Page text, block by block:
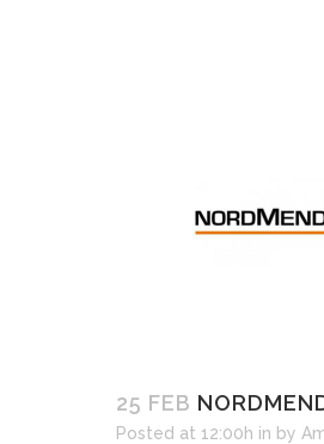
25 FEB
Posted at 12:00h in by